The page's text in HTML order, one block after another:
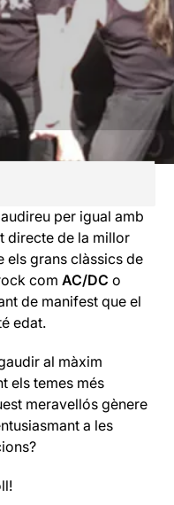
per igual amb
directe de la millor
els grans clàssics de
comAC/DCo
de manifest que el
edat.
al màxim
els temes més
meravellós gènere
a les